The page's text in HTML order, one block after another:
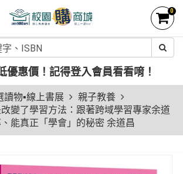
0
優惠價！ 記得登入會員看看唷！
讀物▪線上書展
親子教養
變了學習方法：跟著跨域學習專家余道
能真正「學會」的秘密 余道昌